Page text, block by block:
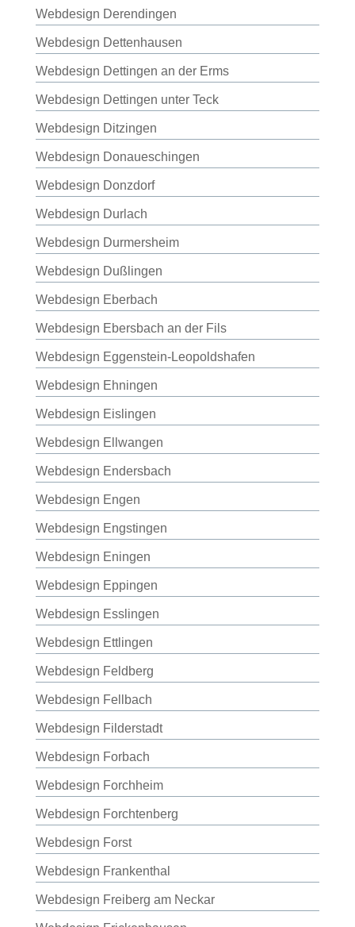
Webdesign Derendingen
Webdesign Dettenhausen
Webdesign Dettingen an der Erms
Webdesign Dettingen unter Teck
Webdesign Ditzingen
Webdesign Donaueschingen
Webdesign Donzdorf
Webdesign Durlach
Webdesign Durmersheim
Webdesign Dußlingen
Webdesign Eberbach
Webdesign Ebersbach an der Fils
Webdesign Eggenstein-Leopoldshafen
Webdesign Ehningen
Webdesign Eislingen
Webdesign Ellwangen
Webdesign Endersbach
Webdesign Engen
Webdesign Engstingen
Webdesign Eningen
Webdesign Eppingen
Webdesign Esslingen
Webdesign Ettlingen
Webdesign Feldberg
Webdesign Fellbach
Webdesign Filderstadt
Webdesign Forbach
Webdesign Forchheim
Webdesign Forchtenberg
Webdesign Forst
Webdesign Frankenthal
Webdesign Freiberg am Neckar